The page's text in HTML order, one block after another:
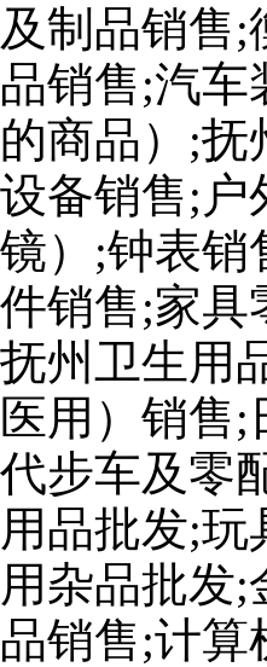
及制品销售
品销售;汽车
的商品）;抚
设备销售;户
镜）;钟表销
件销售;家具
抚州卫生用
医用）销售
代步车及零
用品批发;
用杂品批发
品销售;计算